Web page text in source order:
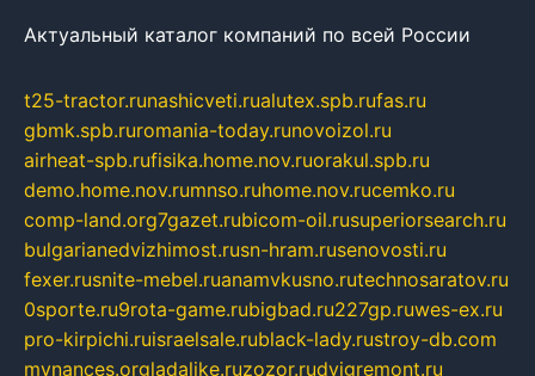
Актуальный каталог компаний по всей России
t25-tractor.runashicveti.rualutex.spb.rufas.ru
gbmk.spb.ruromania-today.runovoizol.ru
airheat-spb.rufisika.home.nov.ruorakul.spb.ru
demo.home.nov.rumnso.ruhome.nov.rucemko.ru
comp-land.org7gazet.rubicom-oil.rusuperiorsearch.ru
bulgarianedvizhimost.rusn-hram.rusenovosti.ru
fexer.rusnite-mebel.ruanamvkusno.rutechnosaratov.ru
0sporte.ru9rota-game.rubigbad.ru227gp.ruwes-ex.ru
pro-kirpichi.ruisraelsale.rublack-lady.rustroy-db.com
mynances.orgladalike.ruzozor.rudvigremont.ru